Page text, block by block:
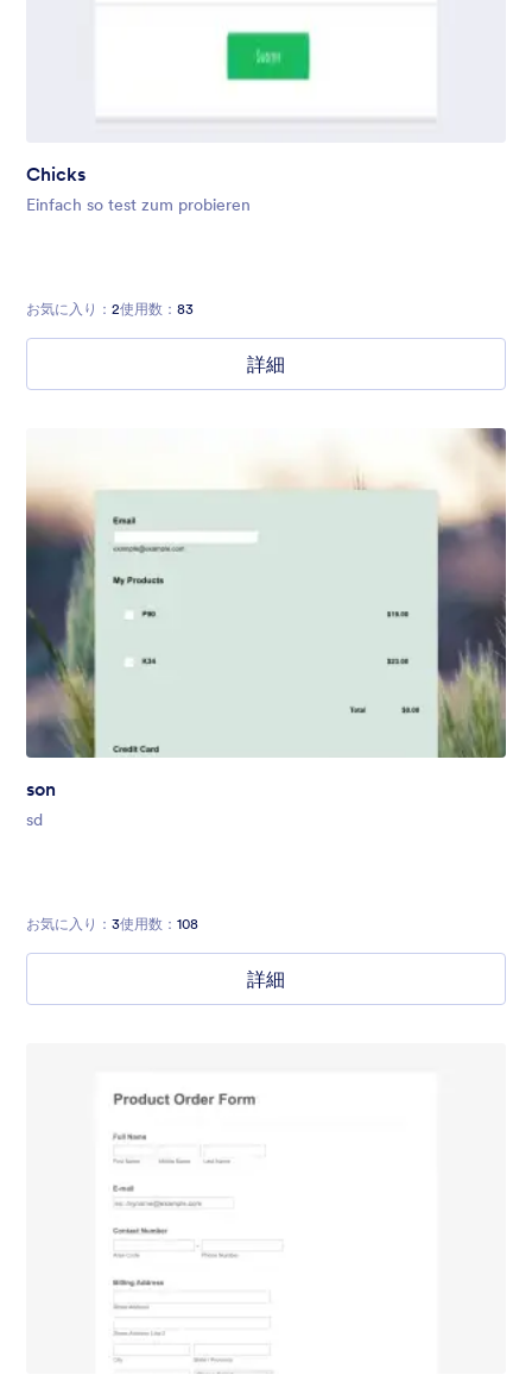
Chicks
Einfach so test zum probieren
お気に入り： 2使用数： 83
詳細
son
sd
お気に入り： 3使用数： 108
詳細